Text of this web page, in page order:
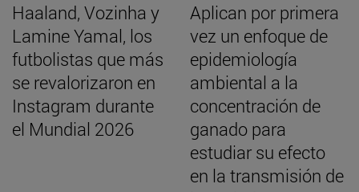
Haaland, Vozinha y
Lamine Yamal, los
futbolistas que más
se revalorizaron en
Instagram durante
el Mundial 2026
Aplican por primera
vez un enfoque de
epidemiología
ambiental a la
concentración de
ganado para
estudiar su efecto
en la transmisión de